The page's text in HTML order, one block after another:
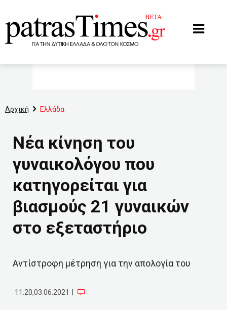
Αρχική Ελλάδα
Νέα κίνηση του
γυναικολόγου που
κατηγορείται για
βιασμούς 21 γυναικών
στο εξεταστήριο
Αντίστροφη μέτρηση για την απολογία του
11:20,03.06.2021